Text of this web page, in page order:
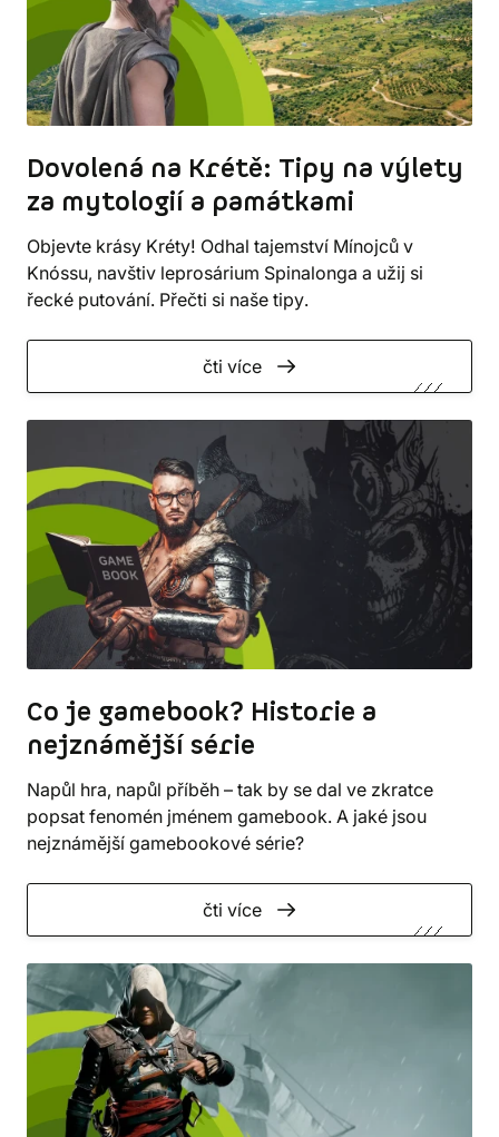
Dovolená na Krétě: Tipy na výlety
za mytologií a památkami
Objevte krásy Kréty! Odhal tajemství Mínojců v
Knóssu, navštiv leprosárium Spinalonga a užij si
řecké putování. Přečti si naše tipy.
čti více
Co je gamebook? Historie a
nejznámější série
Napůl hra, napůl příběh – tak by se dal ve zkratce
popsat fenomén jménem gamebook. A jaké jsou
nejznámější gamebookové série?
čti více